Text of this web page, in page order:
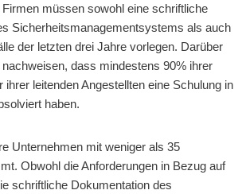
müssen sowohl eine schriftliche
Sicherheitsmanagementsystems als auch
der letzten drei Jahre vorlegen. Darüber
dass mindestens 90% ihrer
ihrer leitenden Angestellten eine Schulung in
haben.
Unternehmen mit weniger als 35
Obwohl die Anforderungen in Bezug auf
schriftliche Dokumentation des